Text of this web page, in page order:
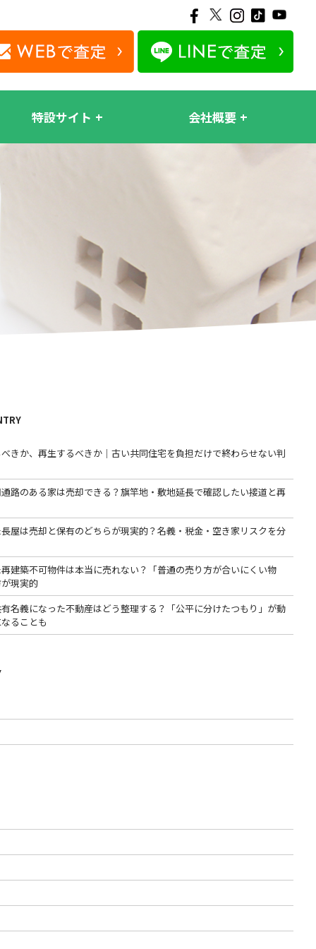
特設サイト 会社概要
きか、再生するべきか｜古い共同住宅を負担だけで終わらせない判
通路のある家は売却できる？旗竿地・敷地延長で確認したい接道と再
屋は売却と保有のどちらが現実的？名義・税金・空き家リスクを分
建築不可物件は本当に売れない？「普通の売り方が合いにくい物
現実的
名義になった不動産はどう整理する？「公平に分けたつもり」が動
ることも